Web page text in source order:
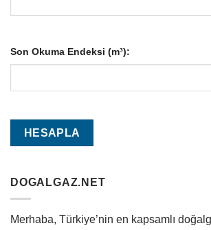
Son Okuma Endeksi (m³):
DOGALGAZ.NET
Merhaba, Türkiye’nin en kapsamlı